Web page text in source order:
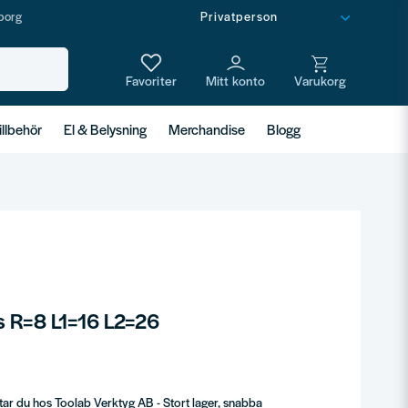
El & Belysning Merchandise Blogg
L1=16 L2=26
du hos Toolab Verktyg AB - Stort lager, snabba